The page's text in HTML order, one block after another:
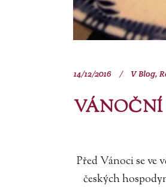
14/12/2016 V Blog,
VÁNOČNÍ
Před Vánoci se ve
českých